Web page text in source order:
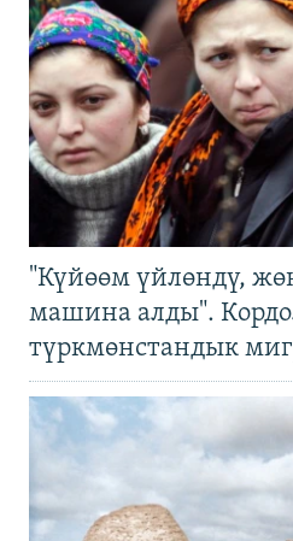
"Күйөөм үйлөндү,
машина алды".
түркмөнстандык